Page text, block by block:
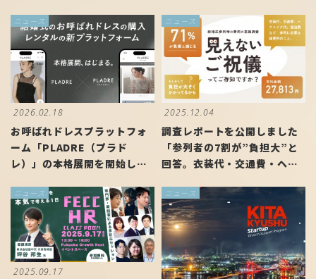
道ギフト”問題が明らかに」
ニュース
2026.02.18
お呼ばれドレスプラットフォ
ーム「PLADRE（プラド
レ）」の本格展開を開始しま
ニュース
2025.12.04
調査レポートを公開しました
「参列者の7割が”負担大”と
回答。衣装代・交通費・ヘア
ご祝儀”問題」
ニュース
2025.09.17
ニュース